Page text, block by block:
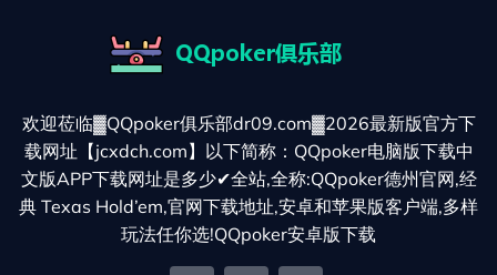
欢迎莅临▓QQpoker俱乐部dr09.com▓2026最新版官方下
载网址【jcxdch.com】以下简称：QQpoker电脑版下载中
文版APP下载网址是多少✔全站,全称:QQpoker德州官网,经
典 Texas Hold’em,官网下载地址,安卓和苹果版客户端,多样
玩法任你选!QQpoker安卓版下载